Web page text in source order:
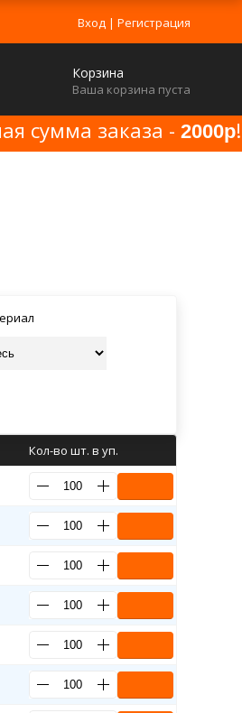
Вход | Регистрация
Корзина
Ваша корзина пуста
сумма заказа - 2000р!
Кол-во шт. в уп.